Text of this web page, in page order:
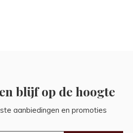
blijf op de hoogte
aanbiedingen en promoties